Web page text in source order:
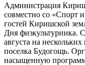
Администрация
совместно со «Спорт
гостей Киришской
Дня физкультурника.
августа на
поселка Будогощь.
насыщенную